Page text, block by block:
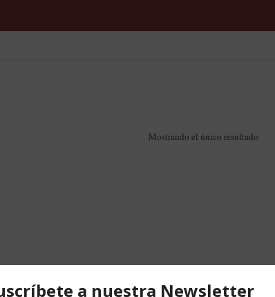
Mostrando el único resultado